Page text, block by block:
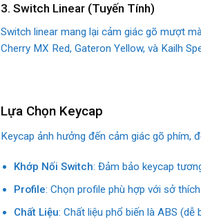
3. Switch Linear (Tuyến Tính)
Switch linear mang lại cảm giác gõ mượt
Cherry MX Red, Gateron Yellow, và Kailh
Lựa Chọn Keycap
Keycap ảnh hưởng đến cảm giác gõ phím,
Khớp Nối Switch: Đảm bảo keycap
Profile: Chọn profile phù hợp với sở
Chất Liệu: Chất liệu phổ biến là ABS